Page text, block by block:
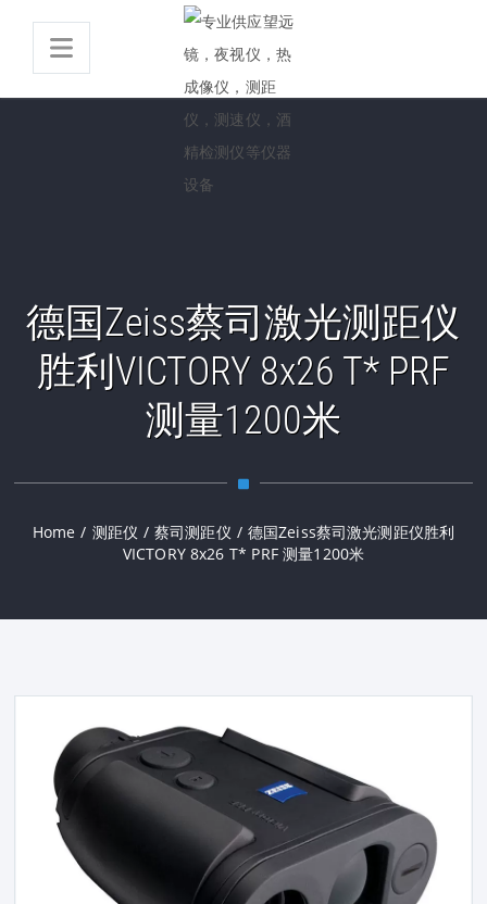
德国Zeiss蔡司激光测距仪
胜利VICTORY 8x26 T* PRF
测量1200米
Home / 测距仪 / 蔡司测距仪 / 德国Zeiss蔡司激光测距仪胜利
VICTORY 8x26 T* PRF 测量1200米